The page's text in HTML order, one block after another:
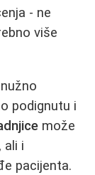
- ne
više
podignutu i
može
ali i
pacijenta.